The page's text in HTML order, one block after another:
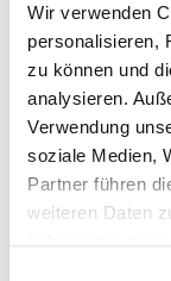
Wir verwenden
personalisieren,
zu können und
analysieren.
Verwendung
soziale Medien,
Partner führen
weiteren Daten
haben oder die
before the
technology the
shrink frame
level. Now,
introduced in
additional
Marketing
> read more